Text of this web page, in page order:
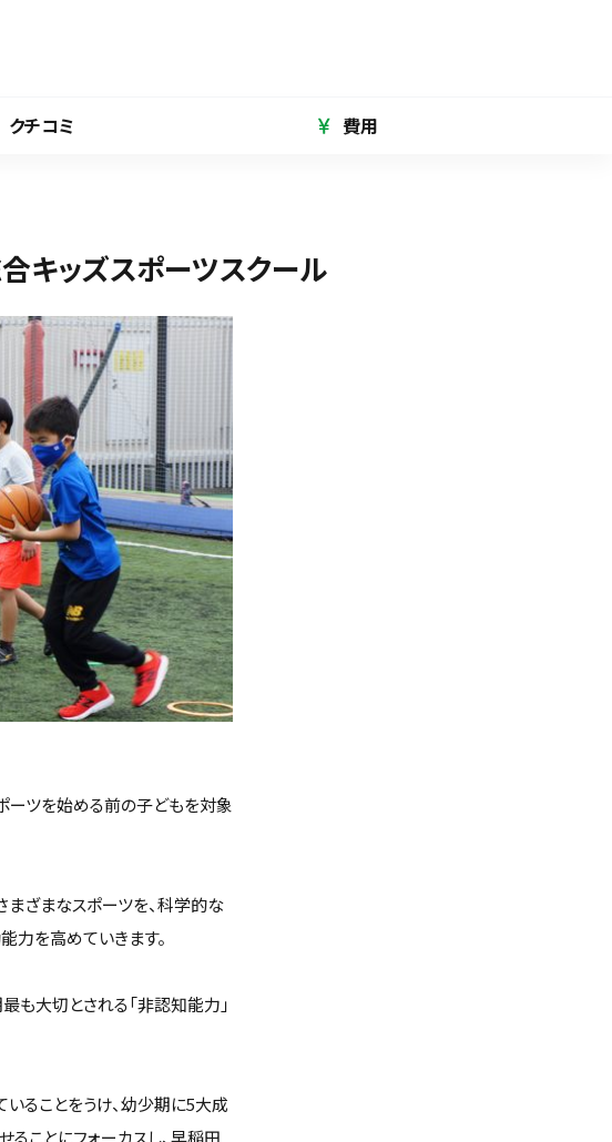
クチコミ 費用
キッズスポーツスクール
ーツを始める前の子どもを対象
まざまなスポーツを、科学的な
力を高めていきます。
も大切とされる「非認知能力」
ることをうけ、幼少期に5大成
ることにフォーカスし、早稲田